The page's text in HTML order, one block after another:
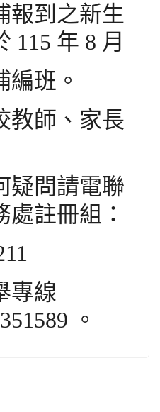
報到之新生
115 年 8 月
編班。
教師、家長
疑問請電聯
註冊組：
專線
。